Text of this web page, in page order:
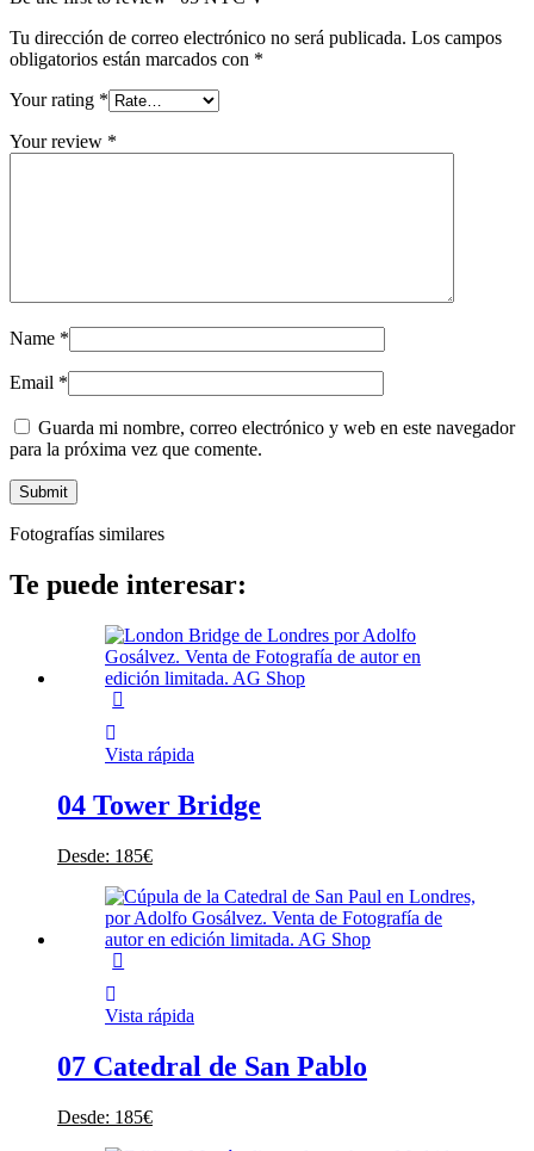
Tu dirección de correo electrónico no será publicada. Los campos
obligatorios están marcados con *
Your rating *
Your review *
Name *
Email *
Guarda mi nombre, correo electrónico y web en este navegador
para la próxima vez que comente.
Fotografías similares
Te puede interesar:
Vista rápida
04 Tower Bridge
Desde: 185€
Vista rápida
07 Catedral de San Pablo
Desde: 185€